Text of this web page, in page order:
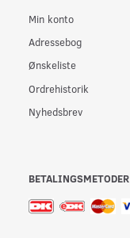
Min konto
Adressebog
Ønskeliste
Ordrehistorik
Nyhedsbrev
BETALINGSMETODER